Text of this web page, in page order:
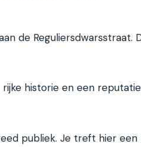
de Reguliersdwarsstraat.
historie en een
publiek. Je treft hier een